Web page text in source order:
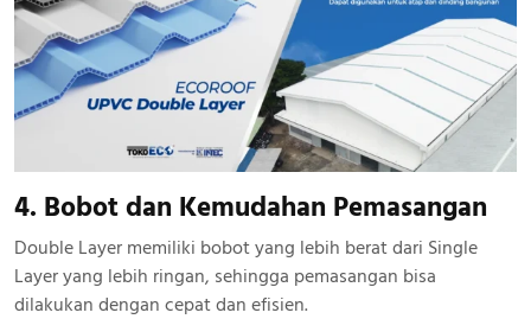
4. Bobot dan Kemudahan Pemasangan
Double Layer memiliki bobot yang lebih berat dari Single
Layer yang lebih ringan, sehingga pemasangan bisa
dilakukan dengan cepat dan efisien.